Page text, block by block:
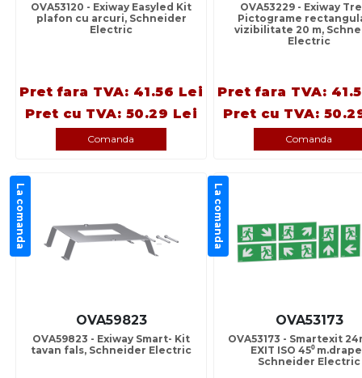
OVA53120 - Exiway Easyled Kit
plafon cu arcuri, Schneider
Electric
Pret fara TVA: 41.56 Lei
Pret cu TVA: 50.29 Lei
Comanda
OVA53229 - Exiway
Pictograme
vizibilitate 20 m,
Electric
Pret fara TVA:
Pret cu TVA:
Comanda
La comanda
OVA59823
OVA59823 - Exiway Smart- Kit
tavan fals, Schneider Electric
La comanda
OVA53173
OVA53173 - Smartexit
EXIT ISO 45⁰
Schneider Electric